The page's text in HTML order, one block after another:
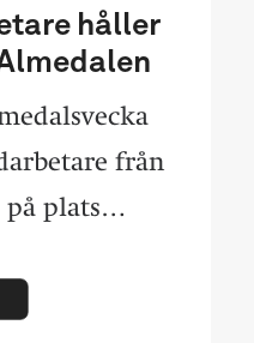
håller
från
på plats…